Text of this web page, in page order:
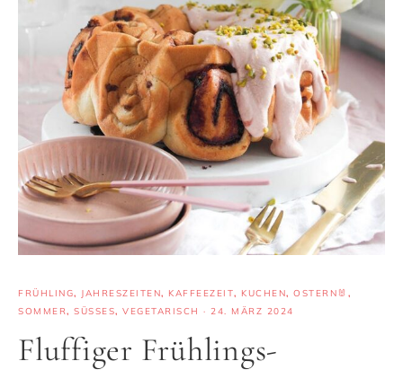
FRÜHLING, JAHRESZEITEN, KAFFEEZEIT, KUCHEN, OSTERN🐰 ,
SOMMER, SÜSSES , VEGETARISCH · 24. MÄRZ 2024
Fluffiger Frühlings-